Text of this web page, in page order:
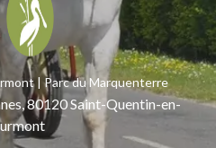
| Parc du Marquenterre
80120 Saint-Quentin-en-